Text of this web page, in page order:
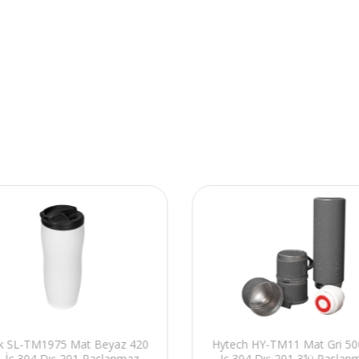
SL-TM1975 Mat Beyaz 420
Hytech HY-TM11 Mat Gri